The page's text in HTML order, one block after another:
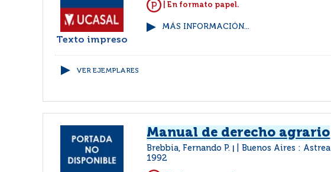
Texto impreso
| En formato papel.
MÁS INFORMACIÓN...
VER EJEMPLARES
Manual de derecho agrario
Brebbia, Fernando P. Buenos Aires : Astrea
1992